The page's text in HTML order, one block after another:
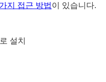
지 접근 방법이 있습니다.
설치